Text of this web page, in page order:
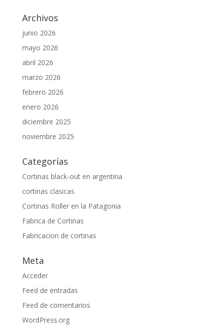
Archivos
junio 2026
mayo 2026
abril 2026
marzo 2026
febrero 2026
enero 2026
diciembre 2025
noviembre 2025
Categorías
Cortinas black-out en argentina
cortinas clasicas
Cortinas Roller en la Patagonia
Fabrica de Cortinas
Fabricacion de cortinas
Meta
Acceder
Feed de entradas
Feed de comentarios
WordPress.org